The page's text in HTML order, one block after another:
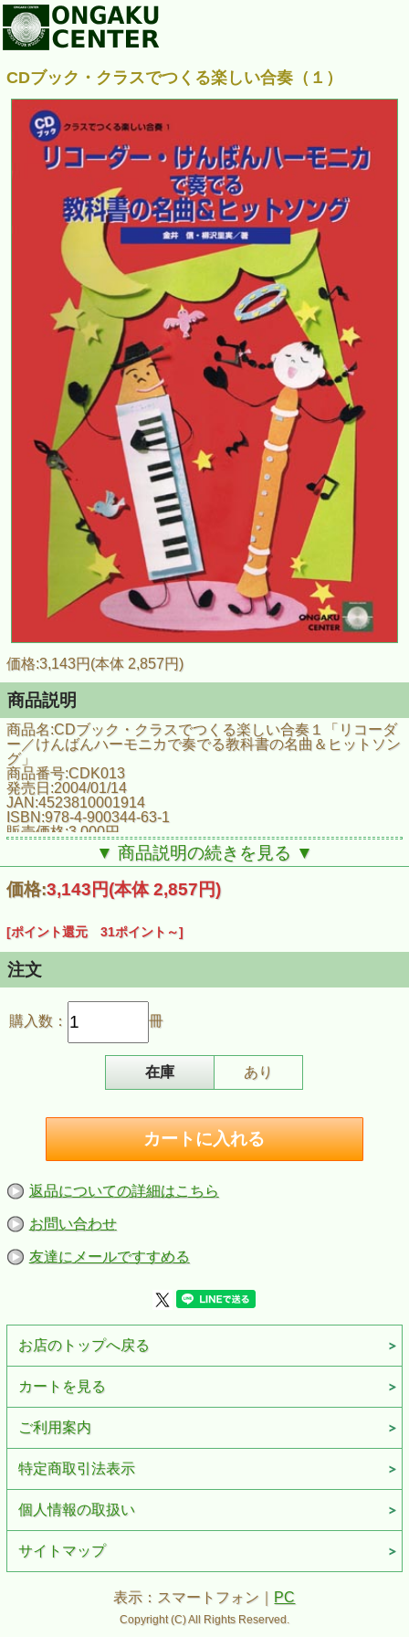
CDブック・クラスでつくる楽しい合奏（１）
価格:3,143円(本体 2,857円)
商品説明
商品名:CDブック・クラスでつくる楽しい合奏１「リコーダ
ー／けんばんハーモニカで奏でる教科書の名曲＆ヒットソン
グ」
商品番号:CDK013
発売日:2004/01/14
JAN:4523810001914
ISBN:978-4-900344-63-1
販売価格:3,000円
きらきら星／森のくまさん／さんぽ／春の小川／たんぽぽ／
たなばたさま／里の秋／きよしこの夜／明日があるさ／涙そ
うそう／いつも何度でも／世界に一つだけの花／ハッピー・
リー・ロード／オーラ・リー／威風堂々 第1番より／小さな
世界
▼ 商品説明の続きを見る ▼
価格:3,143円(本体 2,857円)
[ポイント還元 31ポイント～]
注文
購入数： 冊
在庫 あり
返品についての詳細はこちら
お問い合わせ
友達にメールですすめる
お店のトップへ戻る
カートを見る
ご利用案内
特定商取引法表示
個人情報の取扱い
サイトマップ
表示：スマートフォン｜ PC
Copyright (C) All Rights Reserved.